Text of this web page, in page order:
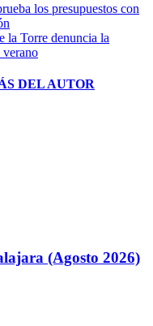
los presupuestos con
la Torre denuncia la
verano
DEL AUTOR
(Agosto 2026)